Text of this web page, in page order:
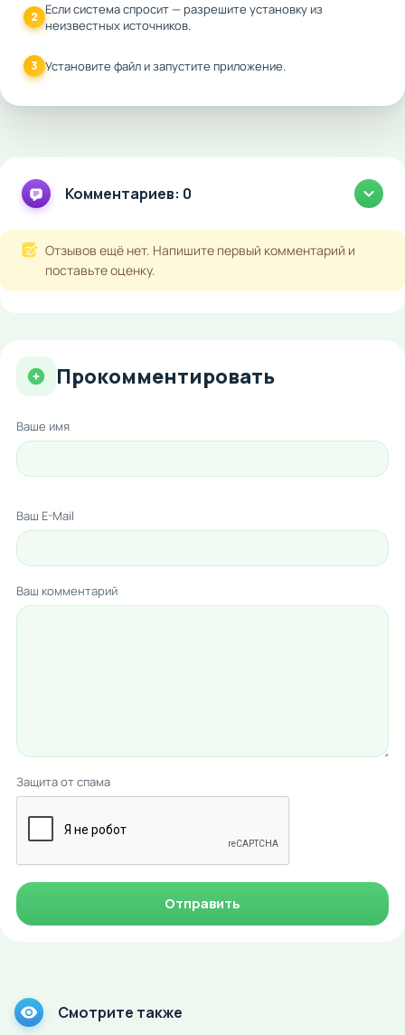
2 Если система спросит — разрешите установку из
неизвестных источников.
3 Установите файл и запустите приложение.
Комментариев: 0
Отзывов ещё нет. Напишите первый комментарий и
поставьте оценку.
Прокомментировать
Ваше имя
Ваш E-Mail
Ваш комментарий
Защита от спама
Отправить
Смотрите также